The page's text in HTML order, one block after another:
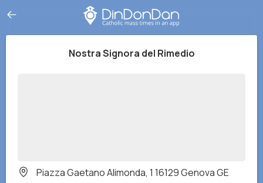
Nostra Signora del Rimedio
Piazza Gaetano Alimonda, 1 16129 Genova GE